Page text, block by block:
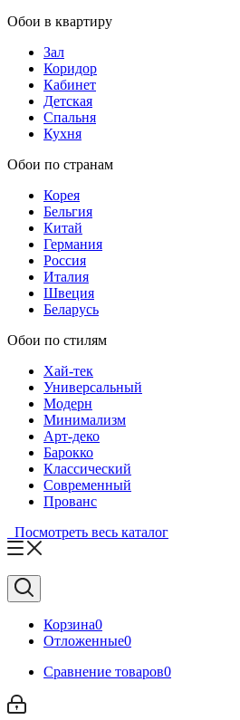
Обои в квартиру
Зал
Коридор
Кабинет
Детская
Спальня
Кухня
Обои по странам
Корея
Бельгия
Китай
Германия
Россия
Италия
Швеция
Беларусь
Обои по стилям
Хай-тек
Универсальный
Модерн
Минимализм
Арт-деко
Барокко
Классический
Современный
Прованс
Посмотреть весь каталог
Корзина0
Отложенные0
Сравнение товаров0